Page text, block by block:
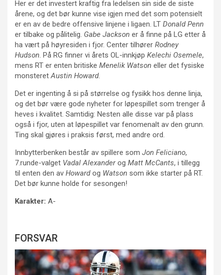
Her er det investert kraftig fra ledelsen sin side de siste
årene, og det bør kunne vise igjen med det som potensielt
er en av de bedre offensive linjene i ligaen. LT Donald Penn
er tilbake og pålitelig. Gabe Jackson er å finne på LG etter å
ha vært på høyresiden i fjor. Center tilhører Rodney
Hudson. På RG finner vi årets OL-innkjøp Kelechi Osemele,
mens RT er enten britiske Menelik Watson eller det fysiske
monsteretAustin Howard.
Det er ingenting å si på størrelse og fysikk hos denne linja,
og det bør være gode nyheter for løpespillet som trenger å
heves i kvalitet. Samtidig: Nesten alle disse var på plass
også i fjor, uten at løpespillet var fenomenalt av den grunn.
Ting skal gjøres i praksis først, med andre ord.
Innbytterbenken består av spillere som Jon Feliciano,
7.runde-valget Vadal Alexanderog Matt McCants, i tillegg
til enten den av Howardog Watson som ikke starter på RT.
Det bør kunne holde for sesongen!
Karakter: A-
FORSVAR